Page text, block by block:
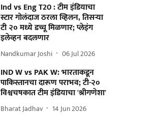
Ind vs Eng T20 : टीम इंडियाचा
स्टार गोलंदाज ठरला व्हिलन, तिसऱ्या
टी २० मध्ये डच्चू मिळणार; प्लेइंग
इलेव्हन बदलणार
Nandkumar Joshi 06 Jul 2026
IND W vs PAK W: भारताकडून
पाकिस्तानचा दारूण पराभव; टी-२०
विश्वचषकात टीम इंडियाचा 'श्रीगणेशा'
Bharat Jadhav 14 Jun 2026